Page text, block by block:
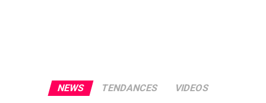
NEWS TENDANCES VIDEOS